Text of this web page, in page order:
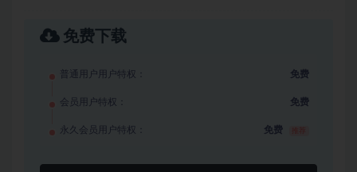
免费下载
普通用户用户特权： 免费
会员用户特权： 免费
永久会员用户特权： 免费